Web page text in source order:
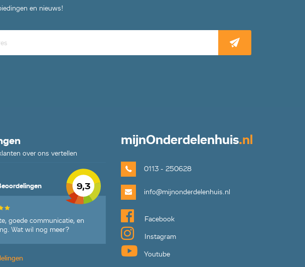
en nieuws!
over ons vertellen
9,3
goede communicatie, en
Wat wil nog meer?
mijnOnderdelenhuis.nl
0113 - 250628
info@mijnonderdelenhuis.nl
Facebook
Instagram
Youtube